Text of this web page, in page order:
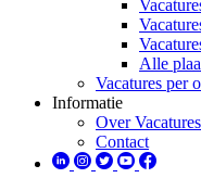
Alle
Vacatures per
Informatie
Over
Contact